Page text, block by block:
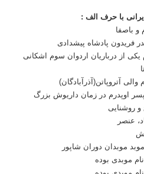
با حرف الف :
و باصفا
پدر فریدون پادشاه پیشدادی
یکی از درباریان اردوان سوم اشکانی
والی آتروپاتن(آذرآبادگان)
پسر اوپدرم در زمان داریوش بزرگ
روشنایی
عنصر
موبد موبدان دوران شاپور
موبدی بوده